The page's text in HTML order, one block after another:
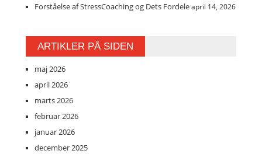
Forståelse af StressCoaching og Dets Fordeleapril 14, 2026
ARTIKLER PÅ SIDEN
maj 2026
april 2026
marts 2026
februar 2026
januar 2026
december 2025